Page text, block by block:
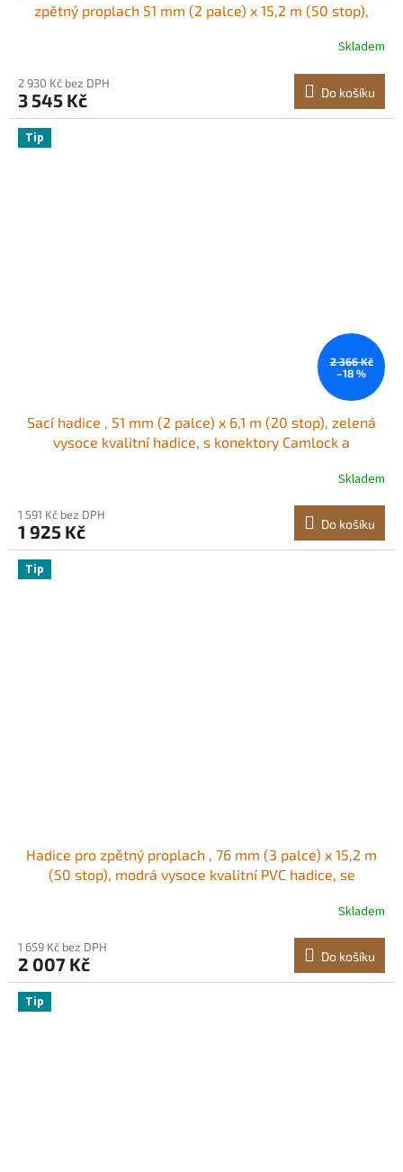
zpětný proplach 51 mm (2 palce) x 15,2 m (50 stop),
kulatým otvorem, zámky Camlock, svorkami, adaptérem
Skladem
2 930 Kč bez DPH
3 545 Kč Do košíku
Tip
2 366 Kč
–18 %
Sací hadice , 51 mm (2 palce) x 6,1 m (20 stop), zelená
vysoce kvalitní hadice, s konektory Camlock a
čištění odpadních vod, přepravu vody a dalšíSkladem
1 591 Kč bez DPH
1 925 Kč Do košíku
Tip
Hadice pro zpětný proplach , 76 mm (3 palce) x 15,2 m
(50 stop), modrá vysoce kvalitní PVC hadice, se
různá čerpadla, pro čištění odpadních vod, přepravu
vody a další zemědělské účely
Skladem
1 659 Kč bez DPH
2 007 Kč Do košíku
Tip